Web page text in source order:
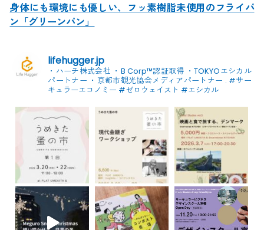
身体にも環境にも優しい、フッ素樹脂未使用のフライパ
ン「グリーンパン」
lifehugger.jp
・ハーチ株式会社 ・B Corp™認証取得 ・TOKYOエシカル
パートナー ・京都市観光協会メディアパートナー . #サー
キュラーエコノミー #ゼロウェイスト #エシカル